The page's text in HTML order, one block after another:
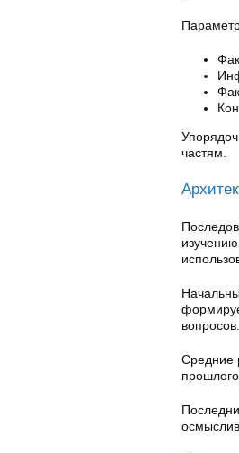
частям.
вопросов.
Средние